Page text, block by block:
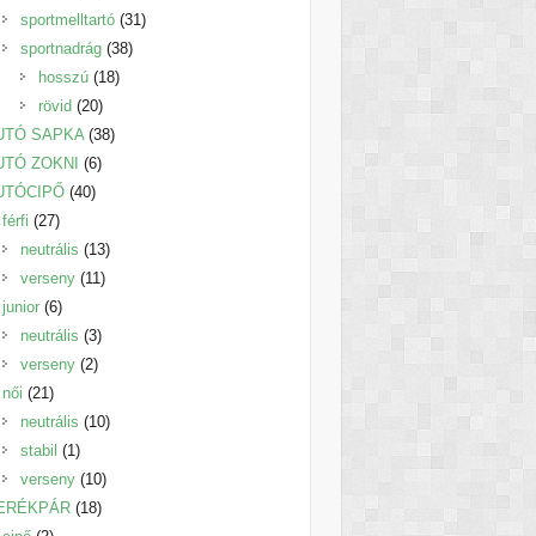
termék
sportmelltartó 3131
sportnadrág 3838
hosszú 1818
rövid 2020
termék
SAPKA 3838
ZOKNI 66
termék
4040
férfi 2727
termék
neutrális 1313
termék
verseny 1111
junior 66
termék
neutrális 33
termék
verseny 22
női 2121
termék
neutrális 1010
stabil 11
termék
verseny 1010
termék
1818